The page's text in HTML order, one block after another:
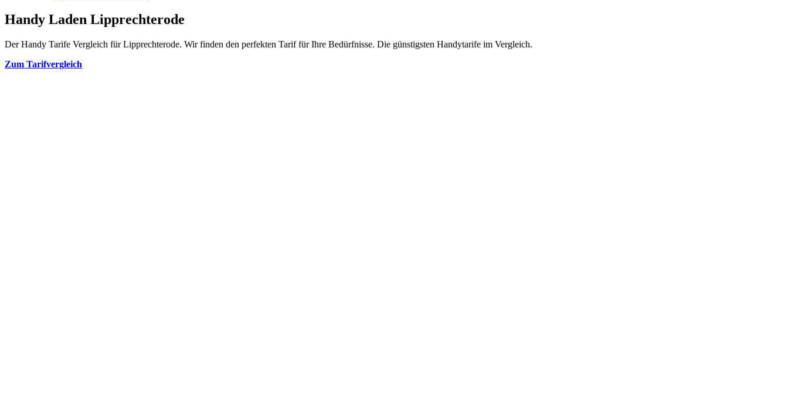
Handy Laden Lipprechterode
Der Handy Tarife Vergleich für Lipprechterode. Wir finden den perfekten Tarif für Ihre Bedürfnisse. Die günstigsten Handytarife im Vergleich.
Zum Tarifvergleich